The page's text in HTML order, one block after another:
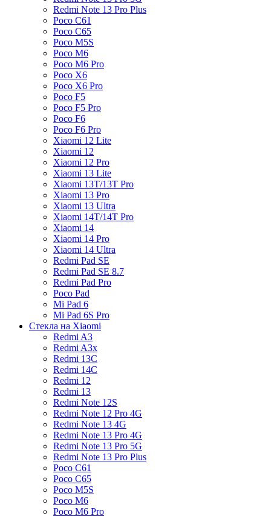
Redmi Note 13 Pro Plus
Poco C61
Poco C65
Poco M5S
Poco M6
Poco M6 Pro
Poco X6
Poco X6 Pro
Poco F5
Poco F5 Pro
Poco F6
Poco F6 Pro
Xiaomi 12 Lite
Xiaomi 12
Xiaomi 12 Pro
Xiaomi 13 Lite
Xiaomi 13T/13T Pro
Xiaomi 13 Pro
Xiaomi 13 Ultra
Xiaomi 14T/14T Pro
Xiaomi 14
Xiaomi 14 Pro
Xiaomi 14 Ultra
Redmi Pad SE
Redmi Pad SE 8.7
Redmi Pad Pro
Poco Pad
Mi Pad 6
Mi Pad 6S Pro
Стекла на Xiaomi
Redmi A3
Redmi A3x
Redmi 13C
Redmi 14C
Redmi 12
Redmi 13
Redmi Note 12S
Redmi Note 12 Pro 4G
Redmi Note 13 4G
Redmi Note 13 Pro 4G
Redmi Note 13 Pro 5G
Redmi Note 13 Pro Plus
Poco C61
Poco C65
Poco M5S
Poco M6
Poco M6 Pro